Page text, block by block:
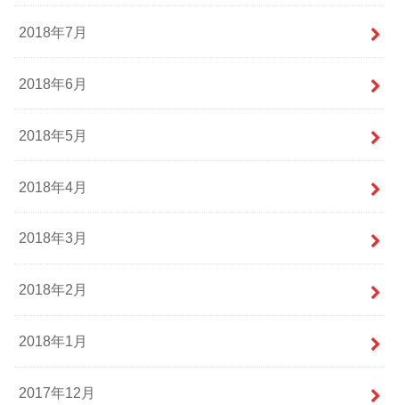
2018年7月
2018年6月
2018年5月
2018年4月
2018年3月
2018年2月
2018年1月
2017年12月